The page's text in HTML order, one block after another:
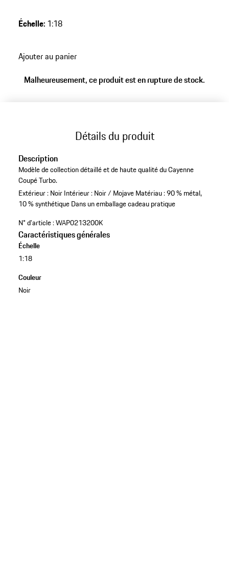
Échelle: 1:18
Ajouter au panier
Malheureusement, ce produit est en rupture de stock.
Détails du produit
Description
Modèle de collection détaillé et de haute qualité du Cayenne
Coupé Turbo.
Extérieur : Noir Intérieur : Noir / Mojave Matériau : 90 % métal,
10 % synthétique Dans un emballage cadeau pratique
N° d'article :WAP0213200K
Caractéristiques générales
Échelle
1:18
Couleur
Noir